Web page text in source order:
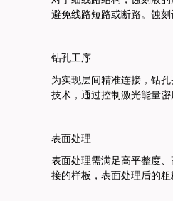
避免线路短路或断路。 蚀刻
钻孔工序
为实现层间精准连接，钻
技术，通过控制激光能量
表面处理
表面处理需满足高平整度、
接的样板，表面处理后的